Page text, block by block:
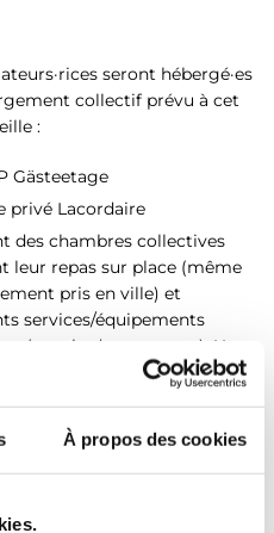
À propos des cookies
seront hébergé·es
collectif prévu à cet
:
Gästeetage
privé Lacordaire
des chambres collectives
leur repas sur place (même
pris en ville) et
services/équipements
(terrain de sport, etc.). Une
mise à disposition du